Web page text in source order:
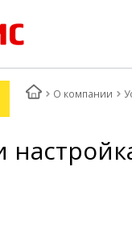
О компании